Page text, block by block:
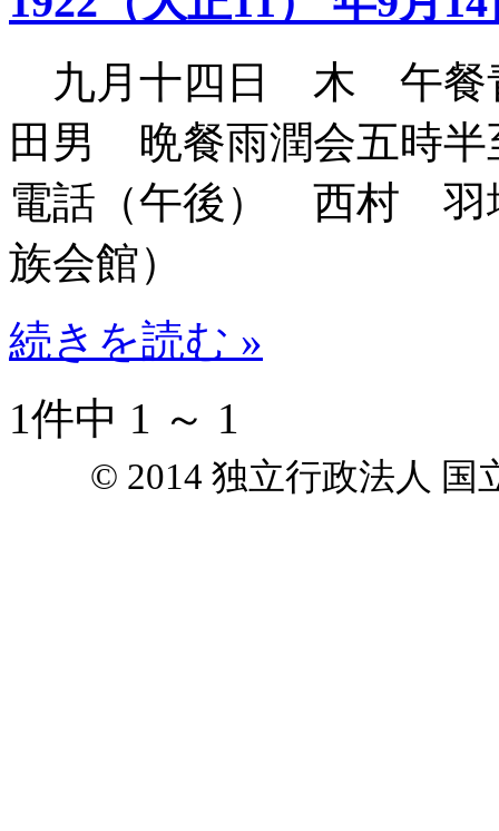
九月十四日 木 午
田男 晩餐雨潤会五時
電話（午後） 西村 羽
族会館）
続きを読む »
1件中 1 ～ 1
© 2014 独立行政法人 国